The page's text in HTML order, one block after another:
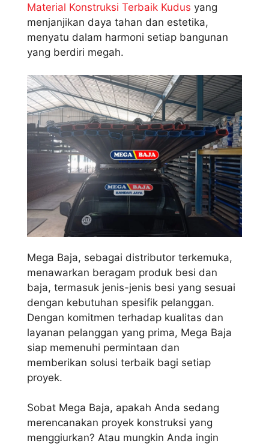
Material Konstruksi Terbaik Kudus yang
menjanjikan daya tahan dan estetika,
menyatu dalam harmoni setiap bangunan
yang berdiri megah.
Mega Baja, sebagai distributor terkemuka,
menawarkan beragam produk besi dan
baja, termasuk jenis-jenis besi yang sesuai
dengan kebutuhan spesifik pelanggan.
Dengan komitmen terhadap kualitas dan
layanan pelanggan yang prima, Mega Baja
siap memenuhi permintaan dan
memberikan solusi terbaik bagi setiap
proyek.
Sobat Mega Baja, apakah Anda sedang
merencanakan proyek konstruksi yang
menggiurkan? Atau mungkin Anda ingin